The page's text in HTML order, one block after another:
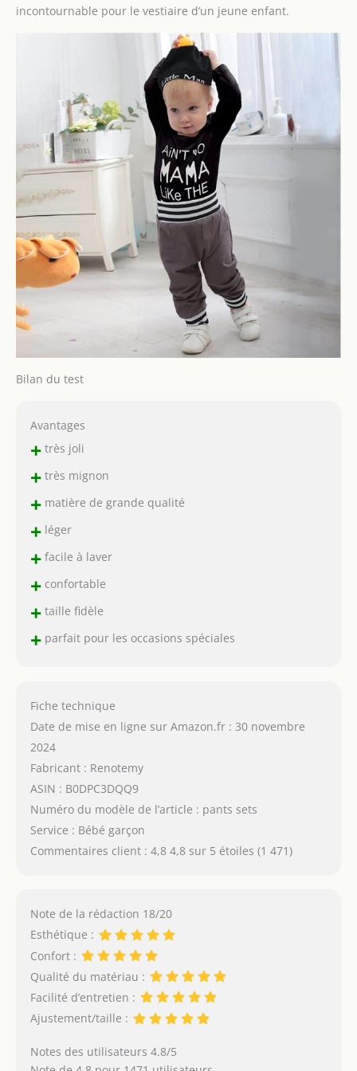
incontournable pour le vestiaire d’un jeune enfant.
Bilan du test
Avantages
+très joli
+très mignon
+matière de grande qualité
+léger
+facile à laver
+confortable
+taille fidèle
+parfait pour les occasions spéciales
Fiche technique
Date de mise en ligne sur Amazon.fr : 30 novembre
2024
Fabricant : Renotemy
ASIN : B0DPC3DQQ9
Numéro du modèle de l’article : pants sets
Service : Bébé garçon
Commentaires client : 4,8 4,8 sur 5 étoiles (1 471)
Note de la rédaction 18/20
Esthétique :
Confort :
Qualité du matériau :
Facilité d’entretien :
Ajustement/taille :
Notes des utilisateurs 4.8/5